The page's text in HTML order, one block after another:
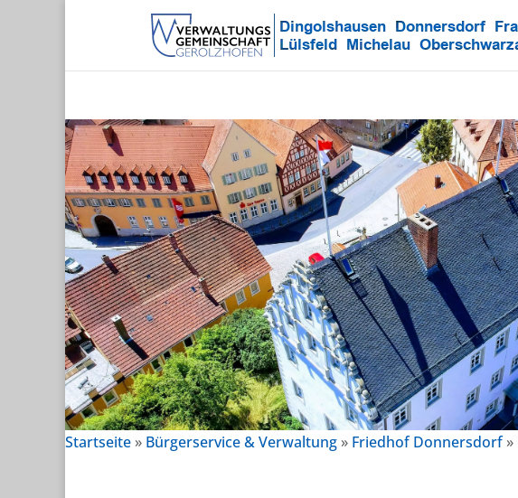
Startseite » Bürgerservice & Verwaltung » Friedhof Donnersdorf»